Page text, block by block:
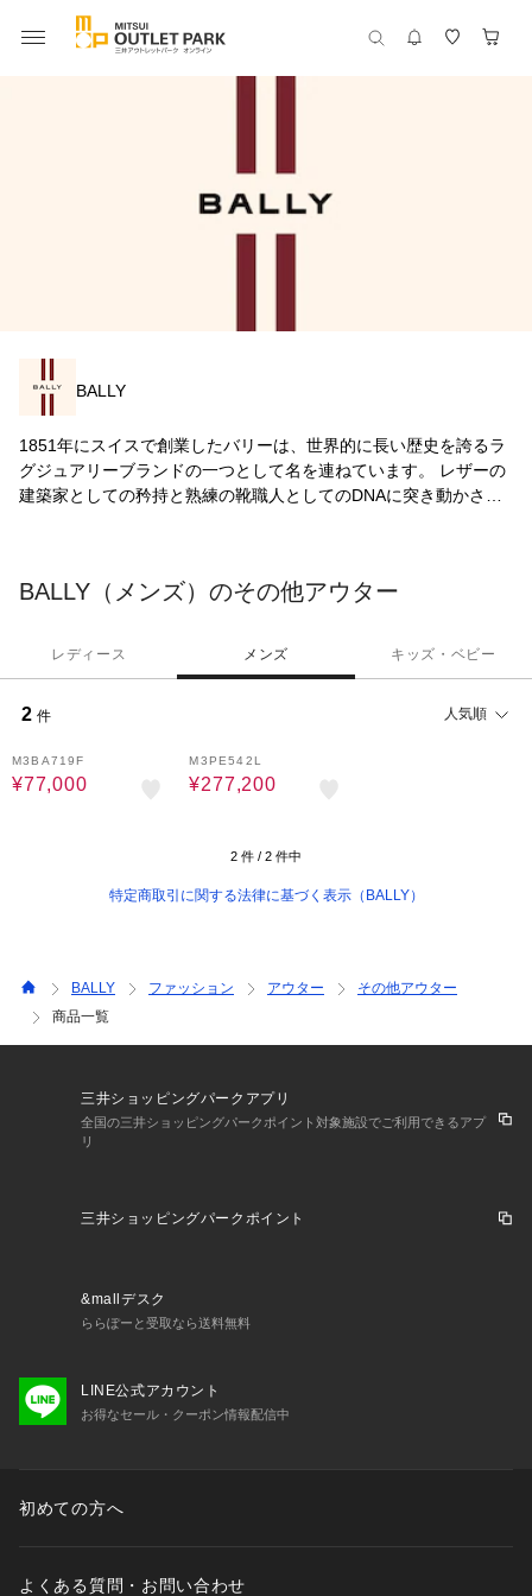
BALLY
1851年にスイスで創業したバリーは、世界的に長い歴史を誇るラ
グジュアリーブランドの一つとして名を連ねています。 レザーの
建築家としての矜持と熟練の靴職人としてのDNAに突き動かさ
BALLY（メンズ）のその他アウター
レディース メンズ キッズ・ベビー
2 件 人気順
M3BA719F
¥77,000
M3PE542L
¥277,200
2 件 / 2 件中
特定商取引に関する法律に基づく表示（BALLY）
BALLY ファッション アウター
その他アウター
商品一覧
三井ショッピングパークアプリ
全国の三井ショッピングパークポイント対象施設でご利用できるアプ
リ
三井ショッピングパークポイント
&mallデスク
ららぽーと受取なら送料無料
LINE公式アカウント
お得なセール・クーポン情報配信中
初めての方へ
よくある質問・お問い合わせ